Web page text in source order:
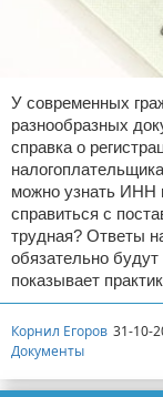
Миграционное
Пенсия,
Семейное
Льготы и
Наследство и
Медицинское
Уголовное
Отказ от
У современных
разнообразных
справка о
можно узнать
справиться с
трудная? Ответы
обязательно
показывает
Корнил Егоров 31-10-
Документы